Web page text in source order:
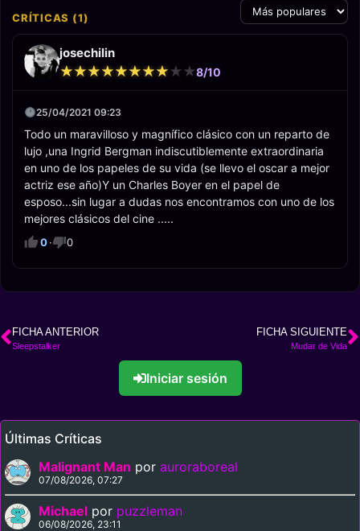
CRÍTICAS (1)
josechilin
★
★★
★★
★★
★★
★★
★★
★★
★★
★★
★8/10
25/04/2021 09:23
Todo un maravilloso y magnífico clásico con un reparto de
lujo ,una Ingrid Bergman indiscutiblemente extraordinaria
en uno de los papeles de su vida (se llevo el oscar a mejor
actriz ese año)Y un Charles Boyer en el papel de
esposo...sin lugar a dudas nos encontramos con uno de los
mejores clásicos del cine .....
0· 0
FICHA ANTERIOR
Sleepstalker
FICHA SIGUIENTE
Mudar de Vida
Iniciar sesión
Últimas Críticas
Malignant Man por auroraboreal
07/08/2026, 07:27
Michael por puzzleman
06/08/2026, 23:11